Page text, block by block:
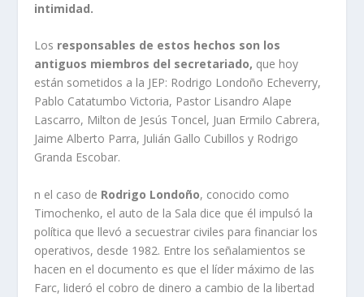
intimidad.
Los responsables de estos hechos son los
antiguos miembros del secretariado, que hoy
están sometidos a la JEP: Rodrigo Londoño Echeverry,
Pablo Catatumbo Victoria, Pastor Lisandro Alape
Lascarro, Milton de Jesús Toncel, Juan Ermilo Cabrera,
Jaime Alberto Parra, Julián Gallo Cubillos y Rodrigo
Granda Escobar.
n el caso de Rodrigo Londoño, conocido como
Timochenko, el auto de la Sala dice que él impulsó la
política que llevó a secuestrar civiles para financiar los
operativos, desde 1982. Entre los señalamientos se
hacen en el documento es que el líder máximo de las
Farc, lideró el cobro de dinero a cambio de la libertad